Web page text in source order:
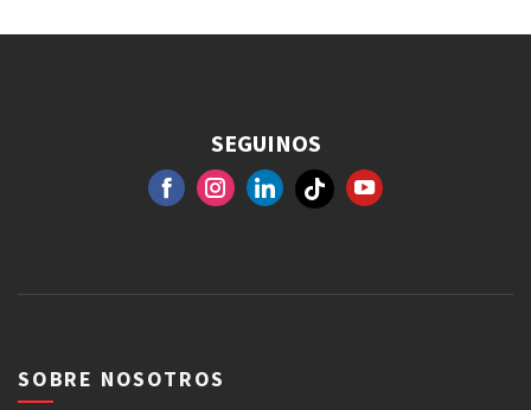
SEGUINOS
FACEBOOKGOOGLE+INSTAGRAM YOUTUBE
SOBRE NOSOTROS